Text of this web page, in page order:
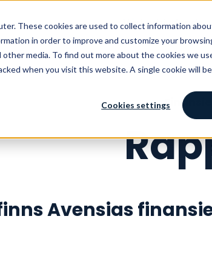
These cookies are used to collect information
in order to improve and customize your
media. To find out more about the cookies we
when you visit this website. A single cookie will
Cookies settings
Vårt erbjudande
Avensias